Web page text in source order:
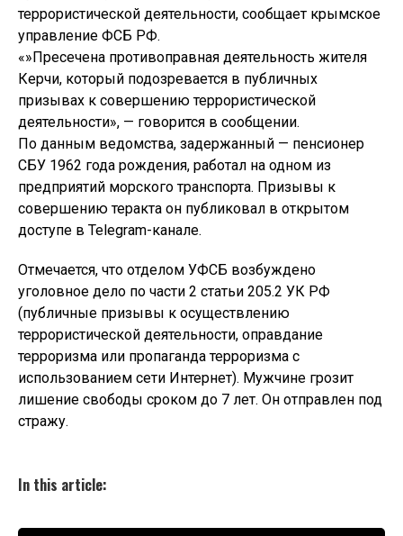
террористической деятельности, сообщает крымское
управление ФСБ РФ.
«»Пресечена противоправная деятельность жителя
Керчи, который подозревается в публичных
призывах к совершению террористической
деятельности», — говорится в сообщении.
По данным ведомства, задержанный — пенсионер
СБУ 1962 года рождения, работал на одном из
предприятий морского транспорта. Призывы к
совершению теракта он публиковал в открытом
доступе в Telegram-канале.
Отмечается, что отделом УФСБ возбуждено
уголовное дело по части 2 статьи 205.2 УК РФ
(публичные призывы к осуществлению
террористической деятельности, оправдание
терроризма или пропаганда терроризма с
использованием сети Интернет). Мужчине грозит
лишение свободы сроком до 7 лет. Он отправлен под
стражу.
In this article: